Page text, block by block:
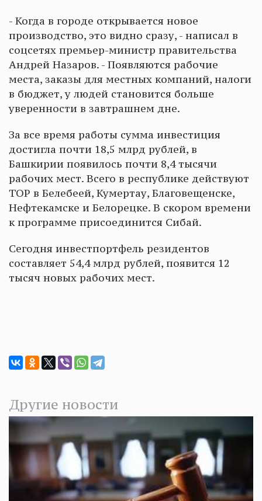
- Когда в городе открывается новое
производство, это видно сразу, - написал в
соцсетях премьер-министр правительства
Андрей Назаров. - Появляются рабочие
места, заказы для местных компаний, налоги
в бюджет, у людей становится больше
уверенности в завтрашнем дне.
За все время работы сумма инвестиция
достигла почти 18,5 млрд рублей, в
Башкирии появилось почти 8,4 тысячи
рабочих мест. Всего в республике действуют
ТОР в Белебеей, Кумертау, Благовещенске,
Нефтекамске и Белорецке. В скором времени
к программе присоединится Сибай.
Сегодня инвестпортфель резидентов
составляет 54,4 млрд рублей, появится 12
тысяч новых рабочих мест.
Другие новости